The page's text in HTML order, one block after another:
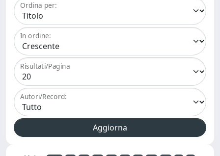
Ordina per:
In ordine:
Risultati/Pagina
Autori/Record: